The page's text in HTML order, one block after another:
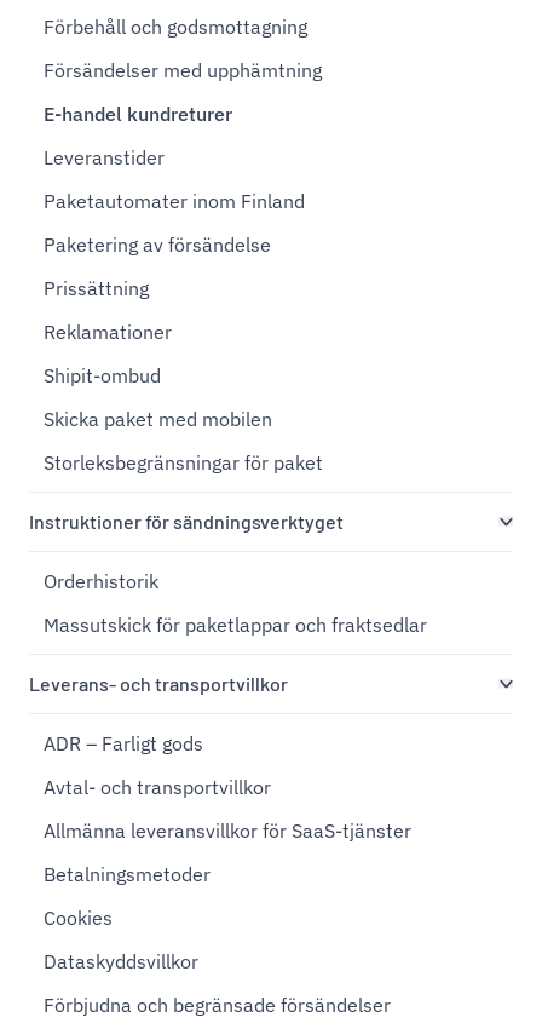
Förbehåll och godsmottagning
Försändelser med upphämtning
E-handel kundreturer
Leveranstider
Paketautomater inom Finland
Paketering av försändelse
Prissättning
Reklamationer
Shipit-ombud
Skicka paket med mobilen
Storleksbegränsningar för paket
Instruktioner för sändningsverktyget
Orderhistorik
Massutskick för paketlappar och fraktsedlar
Leverans- och transportvillkor
ADR – Farligt gods
Avtal- och transportvillkor
Allmänna leveransvillkor för SaaS-tjänster
Betalningsmetoder
Cookies
Dataskyddsvillkor
Förbjudna och begränsade försändelser